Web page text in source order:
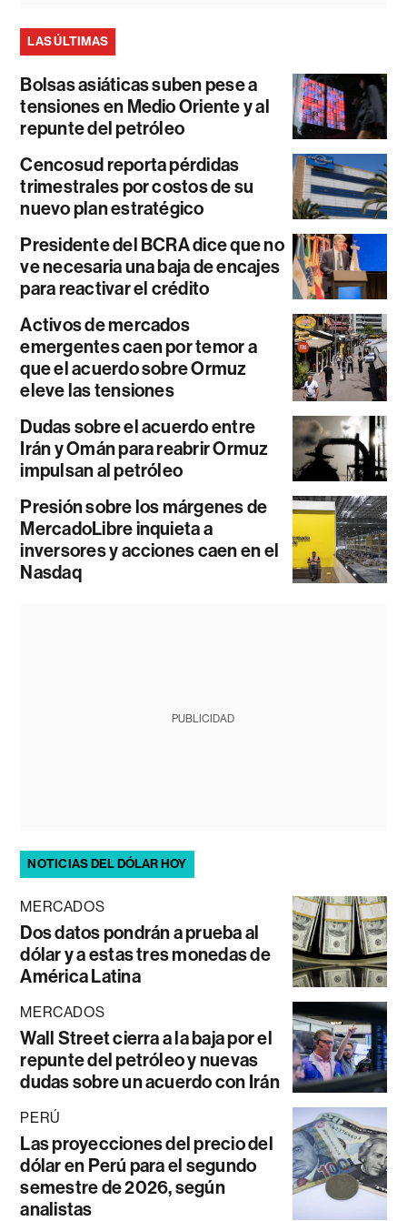
LAS ÚLTIMAS
Bolsas asiáticas suben pese a
tensiones en Medio Oriente y al
repunte del petróleo
Cencosud reporta pérdidas
trimestrales por costos de su
nuevo plan estratégico
Presidente del BCRA dice que no
ve necesaria una baja de encajes
para reactivar el crédito
Activos de mercados
emergentes caen por temor a
que el acuerdo sobre Ormuz
eleve las tensiones
Dudas sobre el acuerdo entre
Irán y Omán para reabrir Ormuz
impulsan al petróleo
Presión sobre los márgenes de
MercadoLibre inquieta a
inversores y acciones caen en el
Nasdaq
PUBLICIDAD
NOTICIAS DEL DÓLAR HOY
MERCADOS
Dos datos pondrán a prueba al
dólar y a estas tres monedas de
América Latina
MERCADOS
Wall Street cierra a la baja por el
repunte del petróleo y nuevas
dudas sobre un acuerdo con Irán
PERÚ
Las proyecciones del precio del
dólar en Perú para el segundo
semestre de 2026, según
analistas